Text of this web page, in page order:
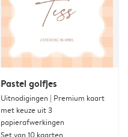
Pastel golfjes
Uitnodigingen | Premium kaart
met keuze uit 3
papierafwerkingen
Set van 10 kaarten